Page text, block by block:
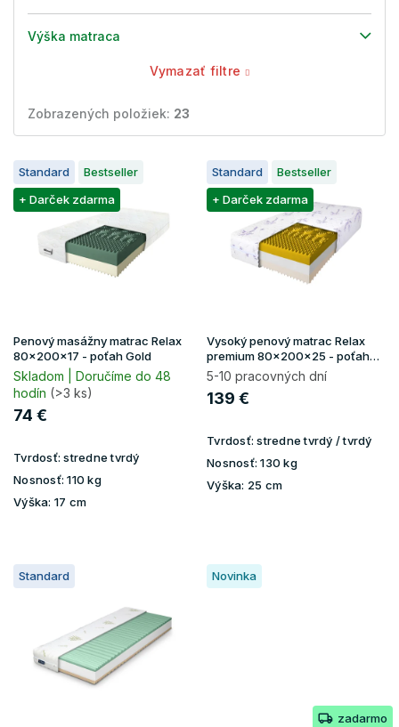
Výška matraca
Vymazať filtre
Zobrazených položiek: 23
V
ý
p
u
k
t
o
v
Standard
Bestseller
+ Darček zdarma
Penový masážny matrac Relax
80x200x17 - poťah Gold
Skladom | Doručíme do 48
hodín (>3 ks)
74 €
Tvrdosť: stredne tvrdý
Nosnosť: 110 kg
Výška: 17 cm
Standard
Bestseller
+ Darček zdarma
Vysoký penový matrac Relax
premium 80x200x25 - poťah
Lavender
5-10 pracovných dní
139 €
Tvrdosť: stredne tvrdý / tvrdý
Nosnosť: 130 kg
Výška: 25 cm
Standard Novinka
zadarmo